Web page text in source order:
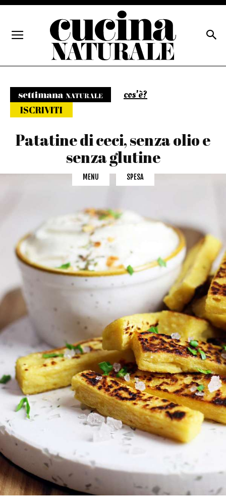
cos'è?
ISCRIVITI
Patatine di ceci, senza olio e
senza glutine
MENU SPESA